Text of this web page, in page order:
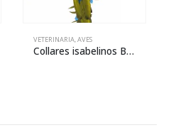
VETERINARIA,AVES
Collares isabelinos BUSTER para aves